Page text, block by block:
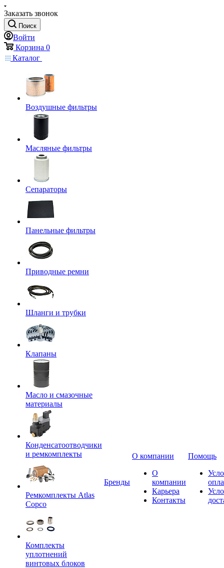
Заказать звонок
Поиск
Войти
Корзина 0
Каталог
Воздушные фильтры
Масляные фильтры
Сепараторы
Панельные фильтры
Приводные ремни
Шланги и трубки
Клапаны
Масло и смазочные
материалы
Конденсатоотводчики
и ремкомплекты
Ремкомплекты Atlas
Copco
Комплекты
уплотнений
винтовых блоков
Бренды
О компании
О
компании
Карьера
Контакты
Помощь